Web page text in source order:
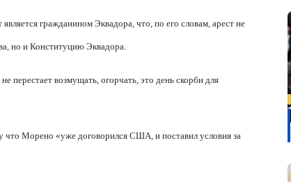
гражданином Эквадора, что, по его словам, арест не
но и Конституцию Эквадора.
перестает возмущать, огорчать, это день скорби для
что Морено «уже договорился США, и поставил условия за